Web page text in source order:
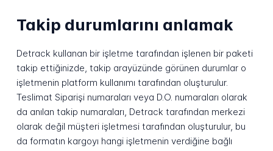
Takip durumlarını anlamak
Detrack kullanan bir işletme tarafından işlenen bir paketi
takip ettiğinizde, takip arayüzünde görünen durumlar o
işletmenin platform kullanımı tarafından oluşturulur.
Teslimat Siparişi numaraları veya D.O. numaraları olarak
da anılan takip numaraları, Detrack tarafından merkezi
olarak değil müşteri işletmesi tarafından oluşturulur, bu
da formatın kargoyı hangi işletmenin verdiğine bağlı